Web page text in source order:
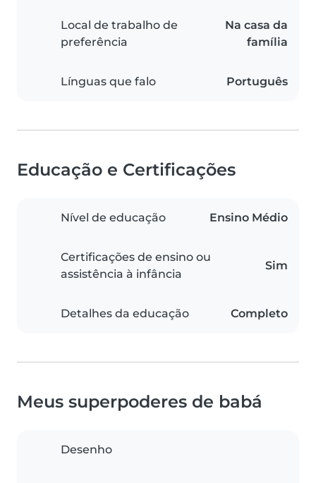
Local de trabalho de
preferência
Na casa da
família
Línguas que falo Português
Educação e Certificações
Nível de educação Ensino Médio
Certificações de ensino ou
assistência à infância
Sim
Detalhes da educação Completo
Meus superpoderes de babá
Desenho